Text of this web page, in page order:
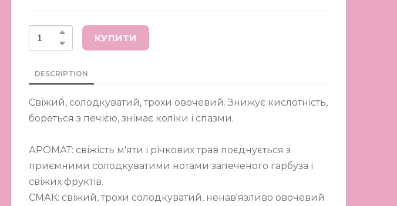
КУПИТИ
DESCRIPTION
Свіжий, солодкуватий, трохи овочевий. Знижує кислотність,
бореться з печією, знімає коліки і спазми.
АРОМАТ: свіжість м'яти і річкових трав поєднується з
приємними солодкуватими нотами запеченого гарбуза і
свіжих фруктів.
СМАК: свіжий, трохи солодкуватий, ненав'язливо овочевий